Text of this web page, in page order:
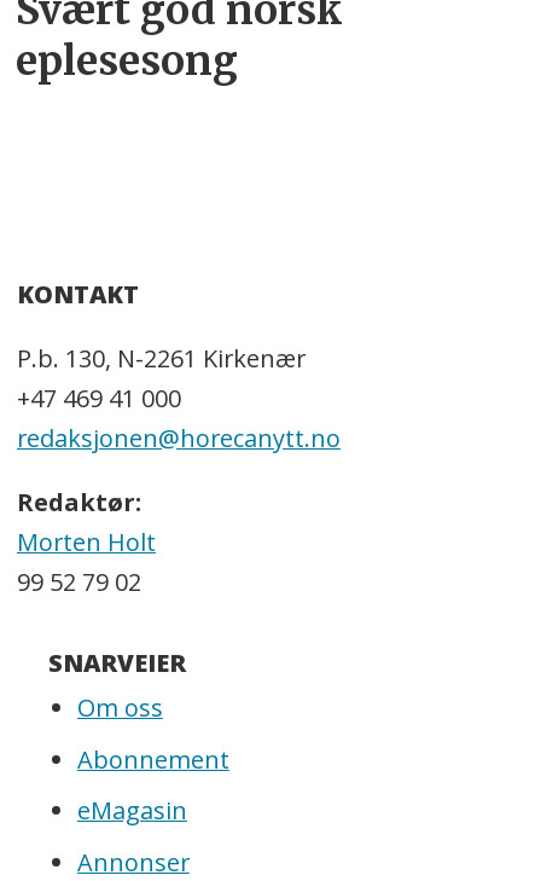
Svært god norsk
eplesesong
KONTAKT
P.b. 130, N-2261 Kirkenær
+47 469 41 000
redaksjonen@horecanytt.no
Redaktør:
Morten Holt
99 52 79 02
SNARVEIER
Om oss
Abonnement
eMagasin
Annonser